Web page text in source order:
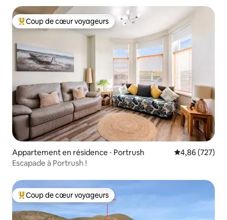
Coups de cœur voyageurs les plus appréciés
Coup de cœur voyageurs
Appartement en résidence ⋅ Portrush Évaluation
4,86 (727)
Escapade à Portrush !
Coups de cœur voyageurs les plus appréciés
Coup de cœur voyageurs